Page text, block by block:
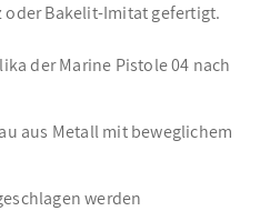
oder Bakelit-Imitat gefertigt.
der Marine Pistole 04 nach
aus Metall mit beweglichem
werden